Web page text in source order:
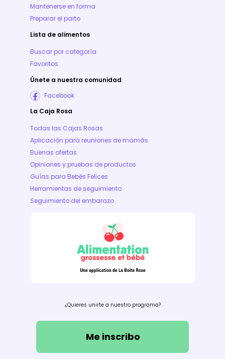
Mantenerse en forma
Preparar el parto
Lista de alimentos
Buscar por categoría
Favoritos
Únete a nuestra comunidad
Facebook
La Caja Rosa
Todas las Cajas Rosas
Aplicación para reuniones de mamás
Buenas ofertas
Opiniones y pruebas de productos
Guías para Bebés Felices
Herramientas de seguimiento
Seguimiento del embarazo
¿Quieres unirte a nuestro programa?
Me inscribo